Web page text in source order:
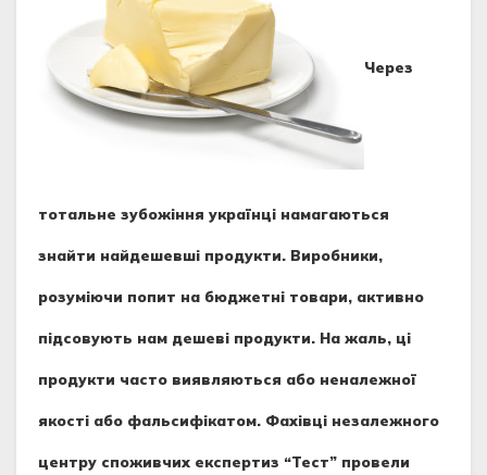
Через
тотальне зубожіння українці намагаються
знайти найдешевші продукти. Виробники,
розуміючи попит на бюджетні товари, активно
підсовують нам дешеві продукти. На жаль, ці
продукти часто виявляються або неналежної
якості або фальсифікатом. Фахівці незалежного
центру споживчих експертиз “Тест” провели